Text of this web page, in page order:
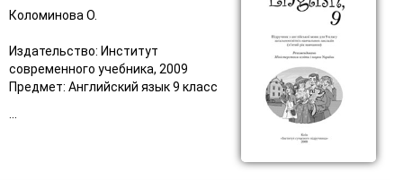
Коломинова О.
Издательство: Институт
современного учебника, 2009
Предмет: Английский язык 9 класс